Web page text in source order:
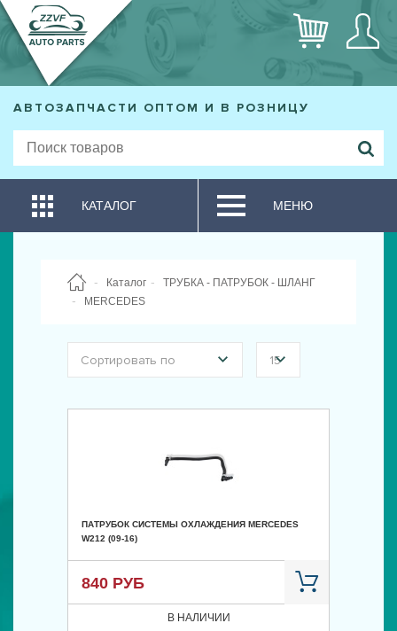
АВТОЗАПЧАСТИ ОПТОМ И В РОЗНИЦУ
КАТАЛОГ МЕНЮ
Каталог
ТРУБКА - ПАТРУБОК - ШЛАНГ
MERCEDES
Сортировать по 15
ПАТРУБОК СИСТЕМЫ ОХЛАЖДЕНИЯ MERCEDES
W212 (09-16)
840 РУБ
В НАЛИЧИИ